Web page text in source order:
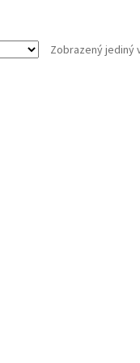
Zobrazený jediný